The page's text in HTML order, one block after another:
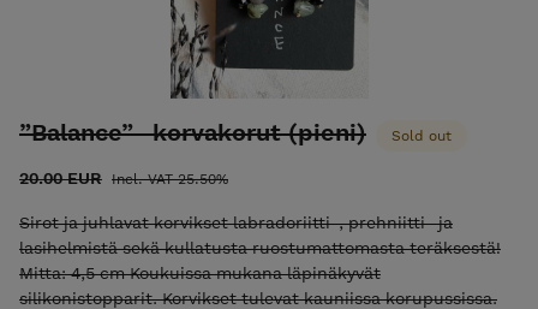
”Balance” -korvakorut (pieni) Sold out
20.00 EUR Incl. VAT 25.50%
Sirot ja juhlavat korvikset labradoriitti-, prehniitti- ja
lasihelmistä sekä kullatusta ruostumattomasta teräksestä!
Mitta: 4,5 cm Koukuissa mukana läpinäkyvät
silikonistopparit. Korvikset tulevat kauniissa korupussissa.